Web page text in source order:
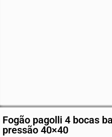
Fogão pagolli 4 bocas
pressão 40×40